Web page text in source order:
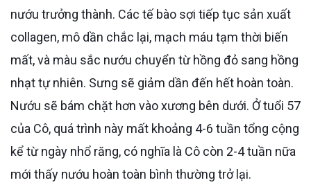
nướu trưởng thành. Các tế bào sợi tiếp tục sản xuất
collagen, mô dần chắc lại, mạch máu tạm thời biến
mất, và màu sắc nướu chuyển từ hồng đỏ sang hồng
nhạt tự nhiên. Sưng sẽ giảm dần đến hết hoàn toàn.
Nướu sẽ bám chặt hơn vào xương bên dưới. Ở tuổi 57
của Cô, quá trình này mất khoảng 4-6 tuần tổng cộng
kể từ ngày nhổ răng, có nghĩa là Cô còn 2-4 tuần nữa
mới thấy nướu hoàn toàn bình thường trở lại.